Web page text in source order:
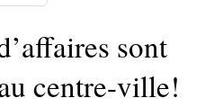
sont
centre-ville!